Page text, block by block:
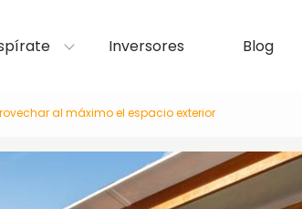
Inversores Blog
al máximo el espacio exterior